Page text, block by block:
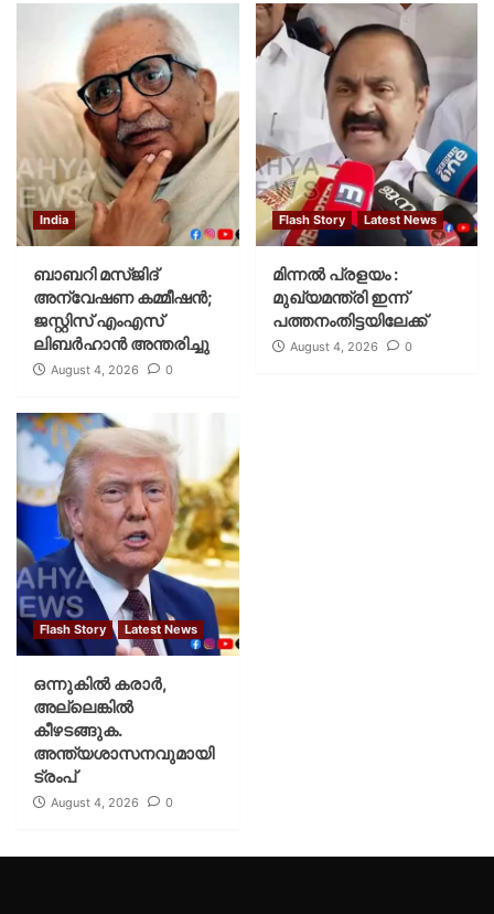
India
ബാബറി മസ്ജിദ്
അന്വേഷണ കമ്മീഷന്‍;
ജസ്റ്റിസ് എംഎസ്
ലിബര്‍ഹാന്‍ അന്തരിച്ചു
August 4, 2026 0
Flash Story Latest News
മിന്നല്‍ പ്രളയം :
മുഖ്യമന്ത്രി ഇന്ന്
പത്തനംതിട്ടയിലേക്ക്
August 4, 2026 0
Flash Story Latest News
ഒന്നുകില്‍ കരാര്‍,
അല്ലെങ്കില്‍
കീഴടങ്ങുക.
അന്ത്യശാസനവുമായി
ട്രംപ്
August 4, 2026 0